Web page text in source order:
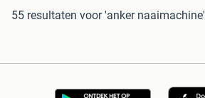
55 resultaten voor 'anker naaimachine'